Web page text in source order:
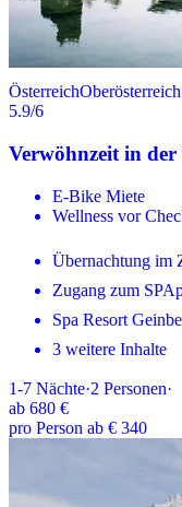
ÖsterreichOberösterreich
5.9/6
Verwöhnzeit in
E-Bike Miete
Wellness vor
Übernachtung im
Zugang zum
Spa Resort
3 weitere Inhalte
1-7 Nächte·2 Personen·
ab 680 €
pro Person ab € 340